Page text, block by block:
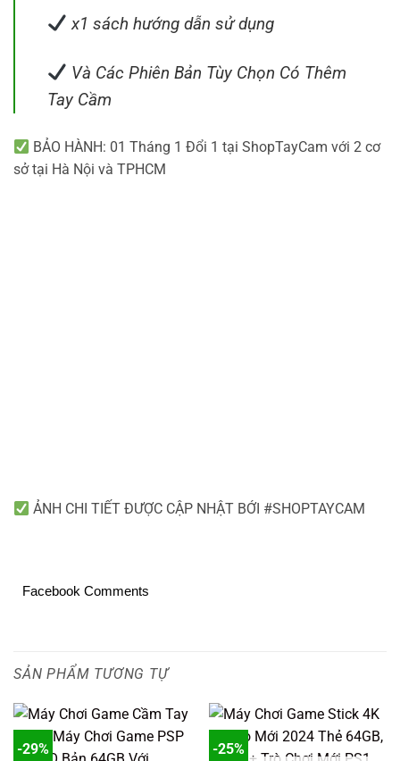
x1 sách hướng dẫn sử dụng
Và Các Phiên Bản Tùy Chọn Có Thêm
Tay Cầm
BẢO HÀNH: 01 Tháng 1 Đổi 1 tại ShopTayCam với 2 cơ
sở tại Hà Nội và TPHCM
ẢNH CHI TIẾT ĐƯỢC CẬP NHẬT BỚI #SHOPTAYCAM
Facebook Comments
SẢN PHẨM TƯƠNG TỰ
-29% -25%